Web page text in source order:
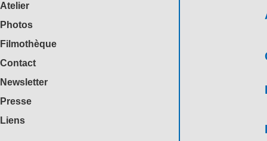
Atelier
Photos
Filmothèque
Contact
Newsletter
Presse
Liens